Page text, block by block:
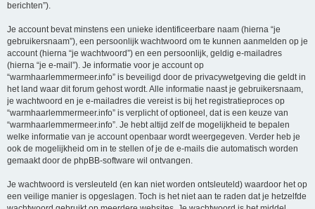
berichten”).
Je account bevat minstens een unieke identificeerbare naam (hierna “je
gebruikersnaam”), een persoonlijk wachtwoord om te kunnen aanmelden op je
account (hierna “je wachtwoord”) en een persoonlijk, geldig e-mailadres
(hierna “je e-mail”). Je informatie voor je account op
“warmhaarlemmermeer.info” is beveiligd door de privacywetgeving die geldt in
het land waar dit forum gehost wordt. Alle informatie naast je gebruikersnaam,
je wachtwoord en je e-mailadres die vereist is bij het registratieproces op
“warmhaarlemmermeer.info” is verplicht of optioneel, dat is een keuze van
“warmhaarlemmermeer.info”. Je hebt altijd zelf de mogelijkheid te bepalen
welke informatie van je account openbaar wordt weergegeven. Verder heb je
ook de mogelijkheid om in te stellen of je de e-mails die automatisch worden
gemaakt door de phpBB-software wil ontvangen.
Je wachtwoord is versleuteld (en kan niet worden ontsleuteld) waardoor het op
een veilige manier is opgeslagen. Toch is het niet aan te raden dat je hetzelfde